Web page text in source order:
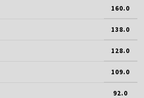
160.0
138.0
128.0
109.0
92.0